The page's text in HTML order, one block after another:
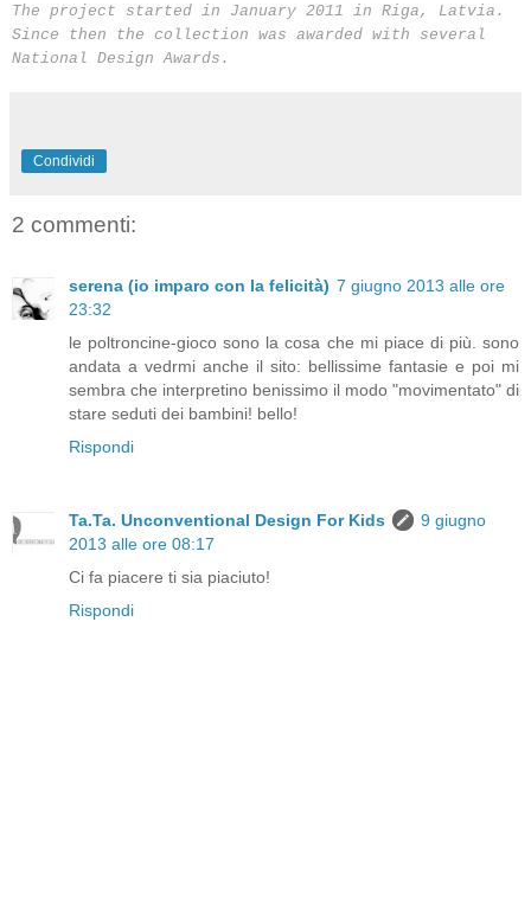
The project started in January 2011 in Riga, Latvia.
Since then the collection was awarded with several
National Design Awards.
Condividi
2 commenti:
serena (io imparo con la felicità) 7 giugno 2013 alle ore
23:32
le poltroncine-gioco sono la cosa che mi piace di più. sono
andata a vedrmi anche il sito: bellissime fantasie e poi mi
sembra che interpretino benissimo il modo "movimentato" di
stare seduti dei bambini! bello!
Rispondi
Ta.Ta. Unconventional Design For Kids
9 giugno
2013 alle ore 08:17
Ci fa piacere ti sia piaciuto!
Rispondi